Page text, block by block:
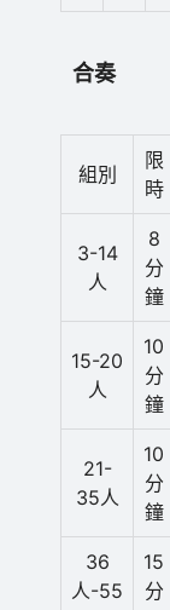
合奏
組別
限
時
3-14
人
8
分
鐘
15-20
人
10
分
鐘
21-
35人
10
分
鐘
36
人-55
15
分